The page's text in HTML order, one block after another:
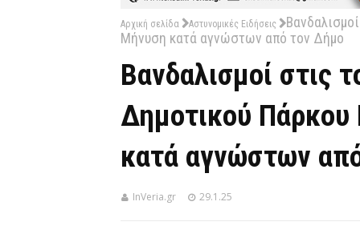
Αρχική σελίδα Αστυνομικές Ειδήσεις
Μήνυση κατά αγνώστων από τον Δήμο
Βανδαλισμοί στις
Δημοτικού
κατά αγνώστων
InVeria.gr 29.1.25